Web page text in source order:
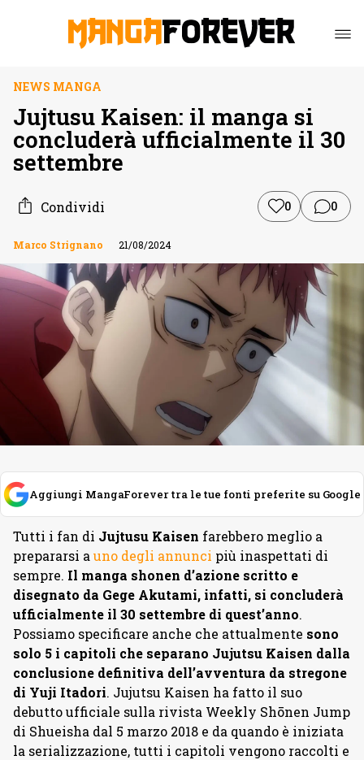
NEWS MANGA
Jujtusu Kaisen: il manga si
concluderà ufficialmente il 30
settembre
Condividi 0 0
Marco Strignano 21/08/2024
Aggiungi MangaForever tra le tue fonti preferite su Google
Tutti i fan di Jujtusu Kaisen farebbero meglio a
prepararsi a uno degli annunci più inaspettati di
sempre. Il manga shonen d’azione scritto e
disegnato da Gege Akutami, infatti, si concluderà
ufficialmente il 30 settembre di quest’anno.
Possiamo specificare anche che attualmente sono
solo 5 i capitoli che separano Jujutsu Kaisen dalla
conclusione definitiva dell’avventura da stregone
di Yuji Itadori. Jujutsu Kaisen ha fatto il suo
debutto ufficiale sulla rivista Weekly Shōnen Jump
di Shueisha dal 5 marzo 2018 e da quando è iniziata
la serializzazione, tutti i capitoli vengono raccolti e